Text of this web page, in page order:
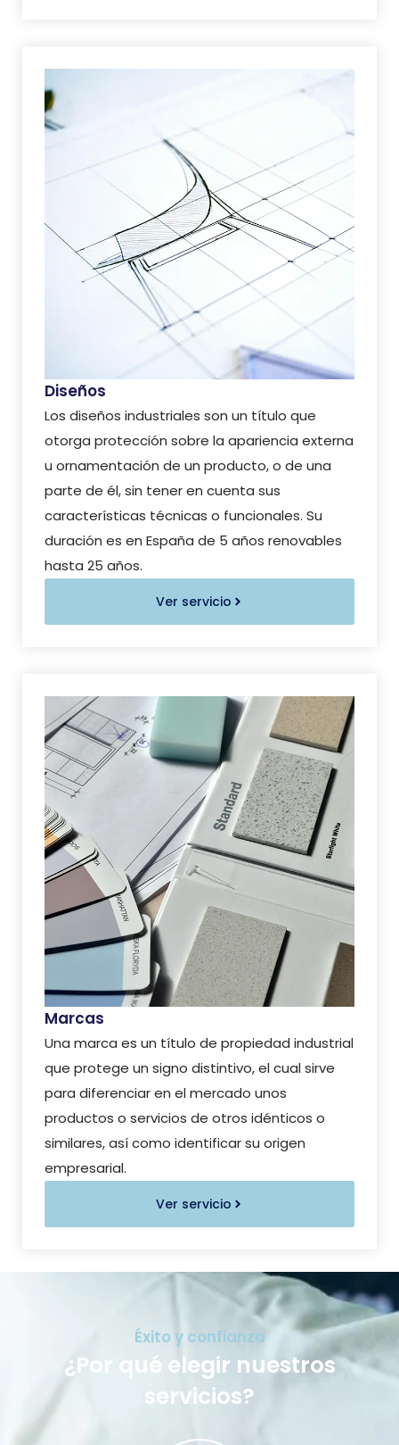
Diseños
Los diseños industriales son un título que
otorga protección sobre la apariencia externa
u ornamentación de un producto, o de una
parte de él, sin tener en cuenta sus
características técnicas o funcionales. Su
duración es en España de 5 años renovables
hasta 25 años.
Ver servicio
Marcas
Una marca es un título de propiedad industrial
que protege un signo distintivo, el cual sirve
para diferenciar en el mercado unos
productos o servicios de otros idénticos o
similares, así como identificar su origen
empresarial.
Ver servicio
Éxito y confianza
¿Por qué elegir nuestros
servicios?